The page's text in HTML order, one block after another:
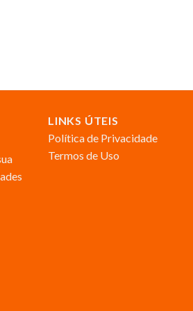
LINKS ÚTEIS
Política de Privacidade
Termos de Uso